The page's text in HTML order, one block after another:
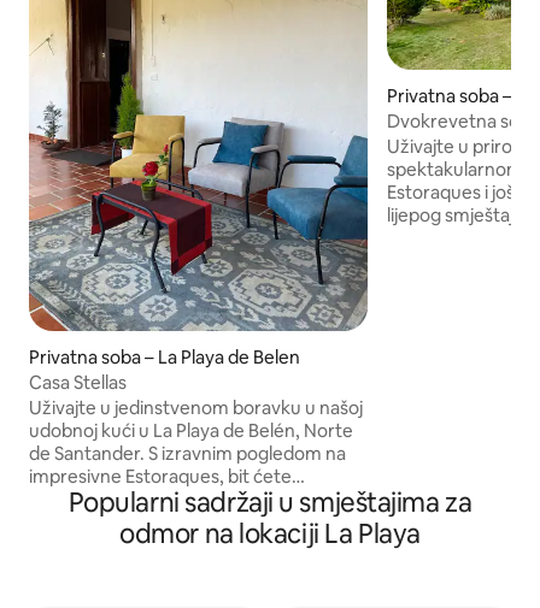
Privatna soba – La Playa de Belen
Casa Stellas
Uživajte u jedinstvenom boravku u našoj
udobnoj kući u La Playa de Belén, Norte
de Santander. S izravnim pogledom na
impresivne Estoraques, bit ćete
okruženi prirodom i mirnošću. Kuća je
udaljena samo nekoliko minuta od
centra grada, a ima prekrasnu terasu s
Privatna soba –
Dvokrevetna
de Belén
Uživajte u prirodi,
spektakularnom
Estoraques i još
lijepog smještaja.
Popularni sadržaji u smještajima za
odmor na lokaciji La Playa